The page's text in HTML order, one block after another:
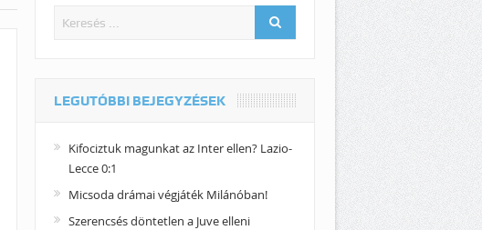
LEGUTÓBBI BEJEGYZÉSEK
Kifociztuk magunkat az Inter ellen? Lazio-
Lecce 0:1
Micsoda drámai végjáték Milánóban!
Szerencsés döntetlen a Juve elleni